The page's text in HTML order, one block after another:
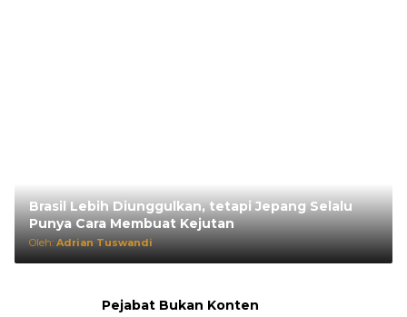
Brasil Lebih Diunggulkan, tetapi Jepang Selalu
Punya Cara Membuat Kejutan
Oleh: Adrian Tuswandi
Pejabat Bukan Konten